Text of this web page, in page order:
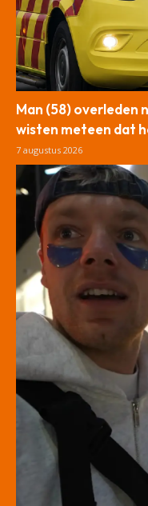
Man (58) overleden
wisten meteen dat
7 augustus 2026